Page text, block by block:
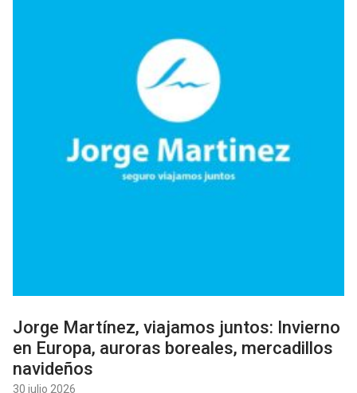
Jorge Martínez, viajamos juntos: Invierno
en Europa, auroras boreales, mercadillos
navideños
30 julio 2026